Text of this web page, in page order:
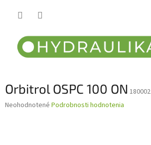
Orbitrol OSPC 100 ON 180002
Priemerné
Neohodnotené Podrobnosti hodnotenia